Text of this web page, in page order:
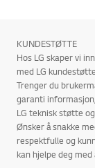
KUNDESTØTTE
Hos LG skaper vi
med LG
Trenger du
garanti
LG teknisk støtte
Ønsker å snakke
respektfulle og
kan hjelpe deg